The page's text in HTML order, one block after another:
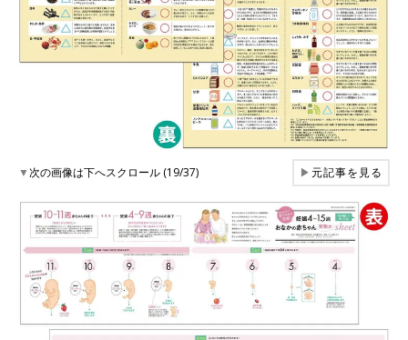
▼次の画像は下へスクロール (19/37) ▶元記事を見る